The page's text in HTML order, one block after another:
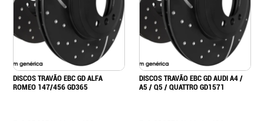
DISCOS TRAVÃO EBC GD ALFA
ROMEO 147/456 GD365
DISCOS TRAVÃO EBC GD AUDI A4 /
A5 / Q5 / QUATTRO GD1571